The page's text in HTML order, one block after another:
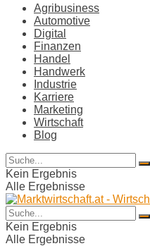
Agribusiness
Automotive
Digital
Finanzen
Handel
Handwerk
Industrie
Karriere
Marketing
Wirtschaft
Blog
Kein Ergebnis
Alle Ergebnisse
Kein Ergebnis
Alle Ergebnisse